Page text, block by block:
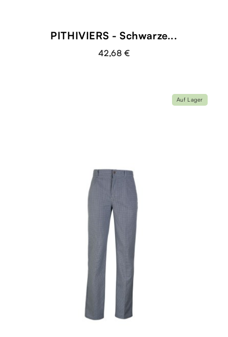
PITHIVIERS - Schwarze...
42,68 €
Auf Lager